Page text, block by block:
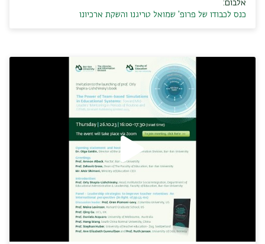
אלבום:
כנס לכבודו של פרופ' שמואל טריגנו והשקת ארכיונו